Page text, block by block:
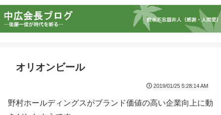
オリオンビール
2019/01/25 5:28:14 AM
野村ホールディングスがブランド価値の高い企業向上に動